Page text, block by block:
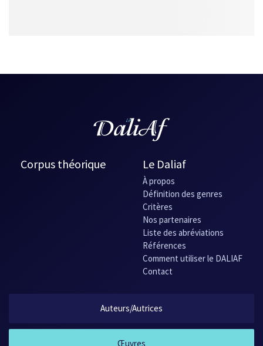
Corpus théorique Le Daliaf
À propos
Définition des genres
Critères
Nos partenaires
Liste des abréviations
Références
Comment utiliser le DALIAF
Contact
Auteurs/Autrices
Œuvres